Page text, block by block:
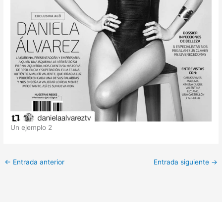
Un ejemplo 2
← Entrada anterior Entrada siguiente →